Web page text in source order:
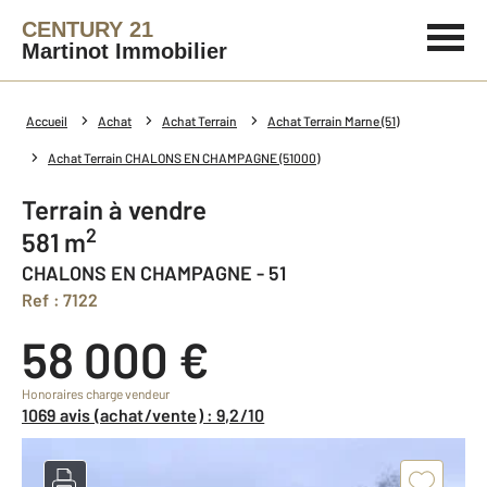
CENTURY 21
Martinot Immobilier
Accueil Achat Achat Terrain Achat Terrain Marne (51)
Achat Terrain CHALONS EN CHAMPAGNE (51000)
Terrain à vendre
581 m2
CHALONS EN CHAMPAGNE - 51
Ref : 7122
58 000 €
Honoraires charge vendeur
1069 avis (achat/vente) : 9,2/10